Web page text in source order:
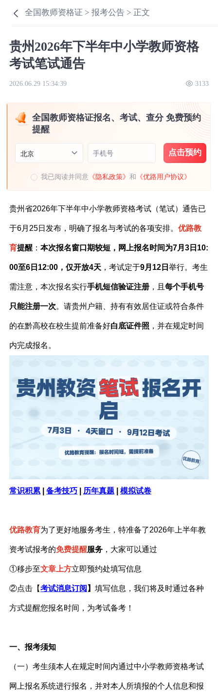
全国教师资格证 >报考公告 > 正文
贵州2026年下半年中小学教师资格
考试笔试通告
2026.06.29 15:34:39 3133
全国教师资格证报名、考试、查分 免费预约
提醒
北京 手机号 点击预约
我已阅读并同意 《隐私政策》和 《优路用户协议》
贵州省2026年下半年中小学教师资格考试（笔试）通告已
于6月25日发布，明确了报名与考试的各项安排。优路教
育提醒 ：本次报名窗口期较短，网上报名时间为7月3日10:
00至6日12:00，仅开放4天 ，考试定于9月12日举行。考生
需注意，本次报名实行手机短信验证注册 ，且每个手机号
只能注册一次。请贵州户籍、持有有效居住证或符合条件
的在黔高校在校生提前准备好白底证件照 ，并在规定时间
内完成报名。
常识积累 |备考技巧 历年真题 |模拟试卷
优路教育为了更好地服务考生，特准备了2026年上半年教
资考试报考的免费提醒服务 ，大家可以通过
①移步至文章上方立即预约处填写信息
②点击【考试消息订阅 】填写信息，我们将及时通过各种
方式提醒您报名时间，为考试备考！
一、报考须知
（一）考生须本人在规定时间内通过中小学教师资格考试
网上报名系统进行报名，并对本人所填报的个人信息和报